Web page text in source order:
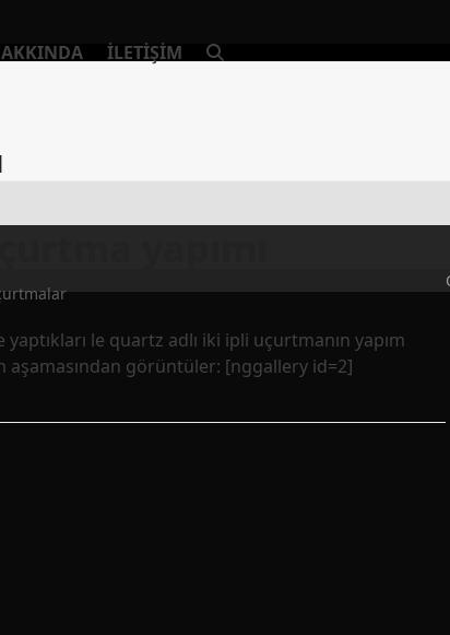
İLETIŞIM
le quartz adlı iki ipli uçurtmanın yapım
aşamasından görüntüler: [nggallery id=2]